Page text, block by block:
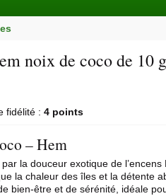
noix de coco de 10
fidélité :4 points
– Hem
la douceur exotique de l’encens
la chaleur des îles et la détente
bien-être et de sérénité, idéale